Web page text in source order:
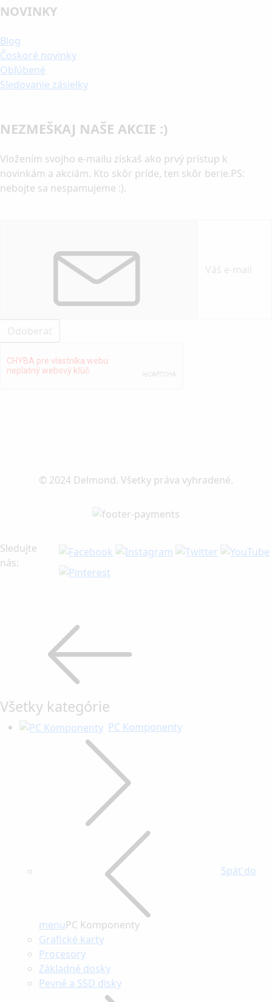
NOVINKY
Blog
Čoskoré novinky
Obľúbené
Sledovanie zásielky
NEZMEŠKAJ NAŠE AKCIE :)
Vložením svojho e-mailu získaš ako prvý prístup k
novinkám a akciám. Kto skôr príde, ten skôr berie.PS:
nebojte sa nespamujeme :).
Odoberať
© 2024 Delmond. Všetky práva vyhradené.
Sledujte
nás:
Všetky kategórie
PC Komponenty
Späť do
menuPC Komponenty
Grafické karty
Procesory
Základné dosky
Pevné a SSD disky